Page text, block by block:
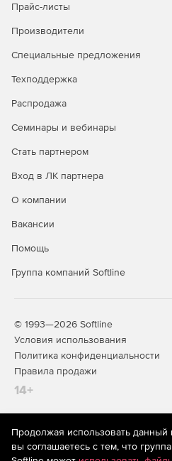
Прайс-листы
Производители
Специальные предложения
Техподдержка
Распродажа
Семинары и вебинары
Стать партнером
Вход в ЛК партнера
О компании
Вакансии
Помощь
Группа компаний Softline
© 1993—2026 Softline
Условия использования
Политика конфиденциальности
Правила продажи
14+
На информационном ресурсе
рекомендательные технологии
Продолжая использовать данный
вы соглашаетесь с тем, что